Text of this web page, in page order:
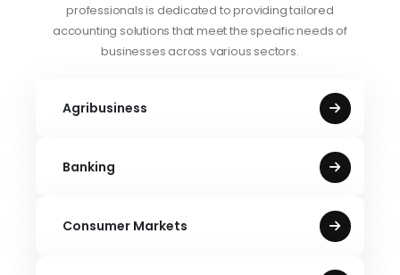
professionals is dedicated to providing tailored
accounting solutions that meet the specific needs of
businesses across various sectors.
Agribusiness
Banking
Consumer Markets